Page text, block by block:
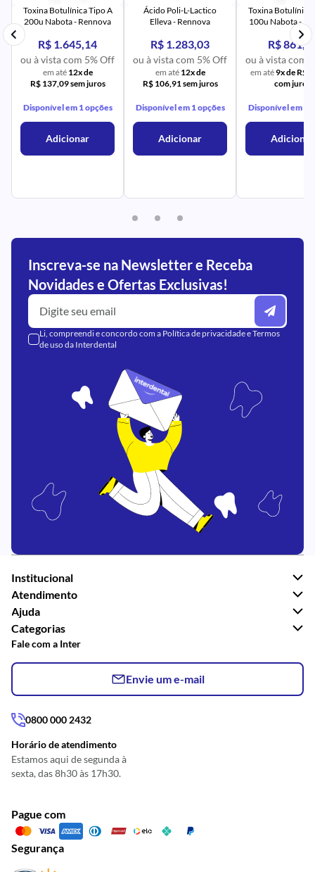
Toxina Botulínica Tipo A
200u Nabota - Rennova
R$ 1.645,14
ou à vista com 5% Off
em até 12x de
R$ 137,09 sem juros
Disponível em 1 opções
Adicionar
Ácido Poli-L-Lactico
Elleva - Rennova
R$ 1.283,03
ou à vista com 5% Off
em até 12x de
R$ 106,91 sem juros
Disponível em 1 opções
Adicionar
Toxina Botulínica
100u Nabota -
R$
ou à vista com
em até9x de R$
com juros
Disponível em 1
Adicionar
Inscreva-se na Newsletter e Receba
Novidades e Ofertas Exclusivas!
Li, compreendi e concordo com a Política de privacidadeeTermos
de usoda Interdental
Institucional
Atendimento
Ajuda
Categorias
Fale com a Inter
Envie um e-mail
0800 000 2432
Horário de atendimento
Estamos aqui de segunda à
sexta, das 8h30 às 17h30.
Pague com
Segurança